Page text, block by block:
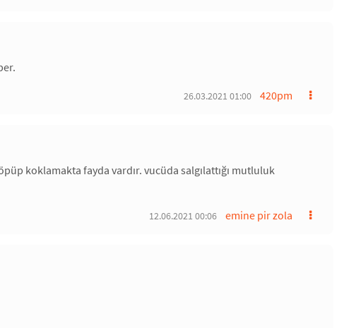
420pm
26.03.2021 01:00
koklamakta fayda vardır. vucüda salgılattığı mutluluk
emine pir zola
12.06.2021 00:06